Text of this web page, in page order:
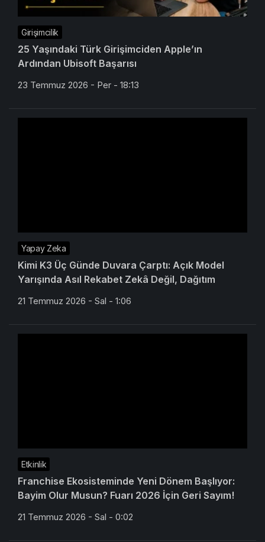
Girişimcilik
25 Yaşındaki Türk Girişimciden Apple’ın
Ardından Ubisoft Başarısı
23 Temmuz 2026 - Per - 18:13
Yapay Zeka
Kimi K3 Üç Günde Duvara Çarptı: Açık Model
Yarışında Asıl Rekabet Zekâ Değil, Dağıtım
21 Temmuz 2026 - Sal - 1:06
Etkinlik
Franchise Ekosisteminde Yeni Dönem Başlıyor:
Bayim Olur Musun? Fuarı 2026 İçin Geri Sayım!
21 Temmuz 2026 - Sal - 0:02